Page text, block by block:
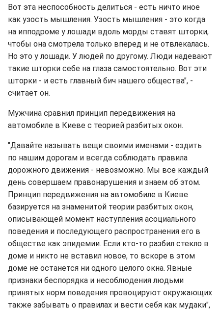
Вот эта неспособность делиться - есть ничто иное
как узость мышления. Узость мышления - это когда
на ипподроме у лошади вдоль морды ставят шторки,
чтобы она смотрела только вперед и не отвлекалась.
Но это у лошади. У людей по другому. Люди надевают
такие шторки себе на глаза самостоятельно. Вот эти
шторки - и есть главный бич нашего общества", -
считает он.
Мужчина сравнил принцип передвижения на
автомобиле в Киеве с теорией разбитых окон.
"Давайте называть вещи своими именами - ездить
по нашим дорогам и всегда соблюдать правила
дорожного движения - невозможно. Мы все каждый
день совершаем правонарушения и знаем об этом.
Принцип передвижения на автомобиле в Киеве
базируется на знаменитой теории разбитых окон,
описывающей момент наступления асоциального
поведения и последующего распространения его в
обществе как эпидемии. Если кто-то разбил стекло в
доме и никто не вставил новое, то вскоре в этом
доме не останется ни одного целого окна. Явные
признаки беспорядка и несоблюдения людьми
принятых норм поведения провоцируют окружающих
также забывать о правилах и вести себя как мудаки",